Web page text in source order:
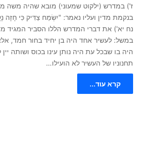
ז') במדרש (ילקוט שמעוני) מובא שהיה משה
בנקמת מדין ועליו נאמר: "יִשְׂמַח צַדִּיק כִּי חָזָה
נח יא') את דברי המדרש הללו הסביר המגיד
במשל: לעשיר אחד היה בן יחיד בחור חמד,
היה בו שבכל עת היה נותן עינו בכוס ושותה
תחנוניו של העשיר לא הועילו…
קרא עוד...